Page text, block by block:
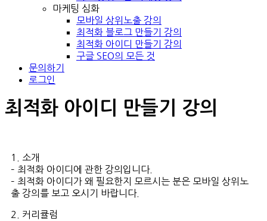
마케팅 심화
모바일 상위노출 강의
최적화 블로그 만들기 강의
최적화 아이디 만들기 강의
구글 SEO의 모든 것
문의하기
로그인
최적화 아이디 만들기 강의
1. 소개
– 최적화 아이디에 관한 강의입니다.
– 최적화 아이디가 왜 필요한지 모르시는 분은 모바일 상위노
출 강의를 보고 오시기 바랍니다.
2. 커리큘럼